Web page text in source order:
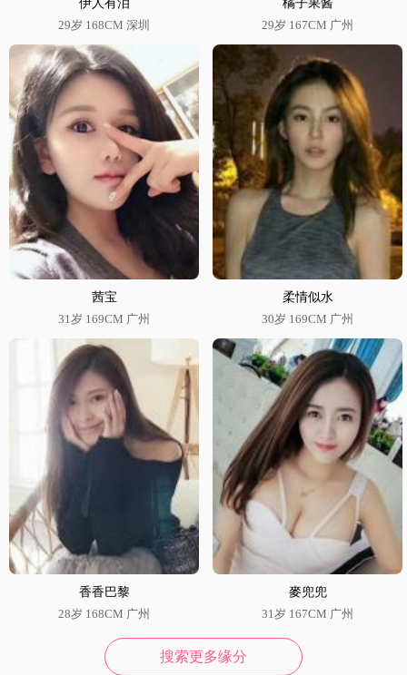
伊人有泪
29岁 168CM 深圳
橘子果酱
29岁 167CM 广州
茜宝
31岁 169CM 广州
柔情似水
30岁 169CM 广州
香香巴黎
28岁 168CM 广州
麥兜兜
31岁 167CM 广州
搜索更多缘分